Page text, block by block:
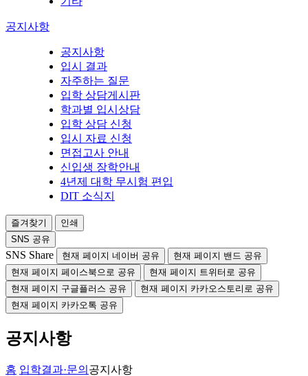
공지사항
공지사항
입시 결과
자주하는 질문
입학 상담게시판
학과별 입시상담
입학 상담 신청
입시 자료 신청
면접고사 안내
신입생 장학안내
4년제 대학 무시험 편입
DIT 소식지
즐겨찾기
인쇄
SNS 공유
SNS Share 현재 페이지 네이버 공유
현재 페이지 밴드 공유
현재 페이지 페이스북으로 공유
현재 페이지 트위터로 공유
현재 페이지 구글플러스 공유
현재 페이지 카카오스토리로 공유
현재 페이지 카카오톡 공유
공지사항
홈 입학결과·문의 공지사항